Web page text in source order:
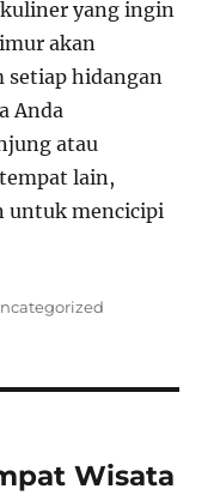
yang ingin
akan
setiap hidangan
Anda
atau
lain,
untuk mencicipi
Wisata